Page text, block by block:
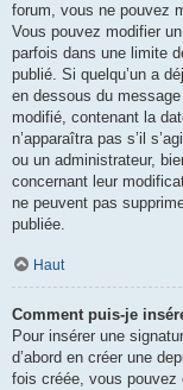
forum, vous ne pouvez
Vous pouvez modifier
parfois dans une limite
publié. Si quelqu’un a
en dessous du
modifié, contenant la
n’apparaîtra pas s’il
ou un administrateur,
concernant leur
ne peuvent pas
publiée.
Haut
Comment puis-je
Pour insérer une
d’abord en créer une
fois créée, vous pouvez